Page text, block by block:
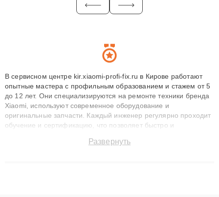
В сервисном центре kir.xiaomi-profi-fix.ru в Кирове работают
опытные мастера с профильным образованием и стажем от 5
до 12 лет. Они специализируются на ремонте техники бренда
Xiaomi, используют современное оборудование и
оригинальные запчасти. Каждый инженер регулярно проходит
обучение и сертификацию, что позволяет быстро и
сохранением гарантии до 3 лет. Наши мастера решают
Развернуть